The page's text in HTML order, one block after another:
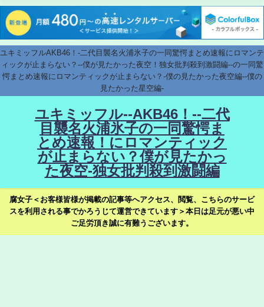
ユキミッフルAKB46！-二代目襲名火浦氷子の一同驚愕まとめ速報にロマンテ
ィックが止まらない？--僕が見たかった夜空！独女批判殺到激闘編--の一同驚
愕まとめ速報にロマンティックが止まらない？-僕の見たかった夜空編--僕の
見たかった星空編-
ユキミッフル--AKB46！--二代
目襲名火浦氷子の一同驚愕ま
とめ速報！にロマンティック
が止まらない？僕が見たかっ
た夜空-独女批判殺到激闘編
腐女子＜お客様皆様が掲載の記事等へアクセス、閲覧、こちらのサービ
スを利用される事でかろうじて運営できています＞本日は足元が悪い中
ご足労頂き誠に有難うございます。